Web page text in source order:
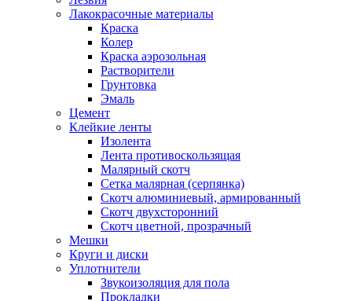
Лакокрасочные материалы
Краска
Колер
Краска аэрозольная
Растворители
Грунтовка
Эмаль
Цемент
Клейкие ленты
Изолента
Лента противоскользящая
Малярный скотч
Сетка малярная (серпянка)
Скотч алюминиевый, армированный
Скотч двухсторонний
Скотч цветной, прозрачный
Мешки
Круги и диски
Уплотнители
Звукоизоляция для пола
Прокладки